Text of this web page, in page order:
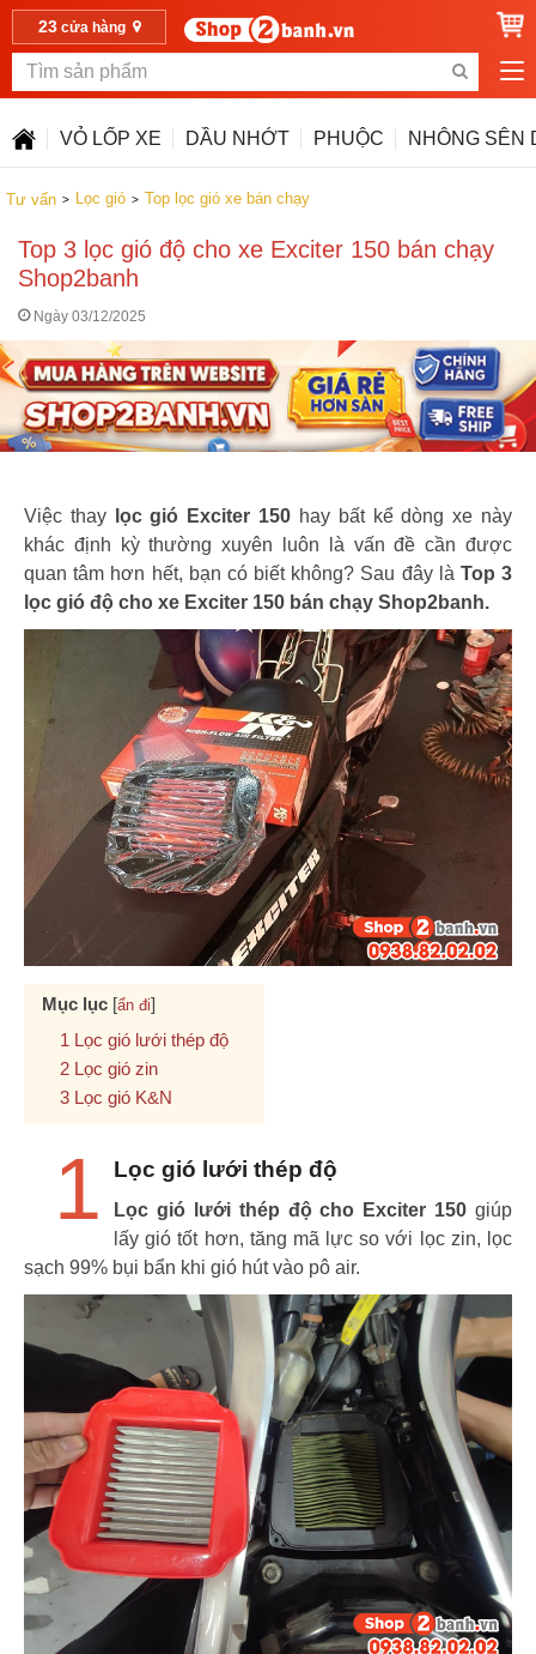
23cửa hàng
VỎ LỐP XE DẦU NHỚT PHUỘC NHÔNG SÊN
Tư vấn Lọc gió Top lọc gió xe bán chạy
Top 3 lọc gió độ cho xe Exciter 150 bán chạy
Shop2banh
Ngày 03/12/2025
Việc thay lọc gió Exciter 150 hay bất kể dòng xe này
khác định kỳ thường xuyên luôn là vấn đề cần được
quan tâm hơn hết, bạn có biết không? Sau đây là Top 3
lọc gió độ cho xe Exciter 150 bán chạy Shop2banh.
Mục lục [ẩn đi]
Lọc gió lưới thép độ
Lọc gió zin
Lọc gió K&N
1 Lọc gió lưới thép độ
Lọc gió lưới thép độ cho Exciter 150 giúp
lấy gió tốt hơn, tăng mã lực so với lọc zin, lọc
sạch 99% bụi bẩn khi gió hút vào pô air.